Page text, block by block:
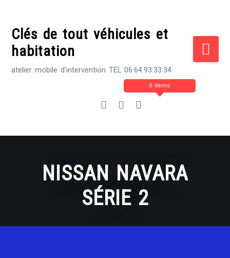
contentClés de tout véhicules et
habitation
atelier mobile d'intervention TEL 06.64.93.33.34
0 items
NISSAN NAVARA
SÉRIE 2